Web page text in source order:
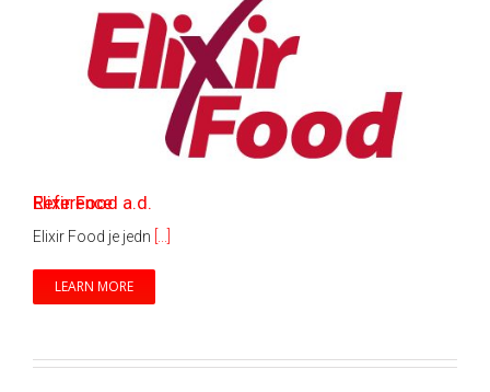
Elixir Food a.d.
Reference
Elixir Food je jedn
LEARN MORE